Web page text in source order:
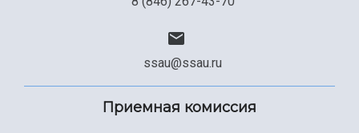
ssau@ssau.ru
Приемная комиссия